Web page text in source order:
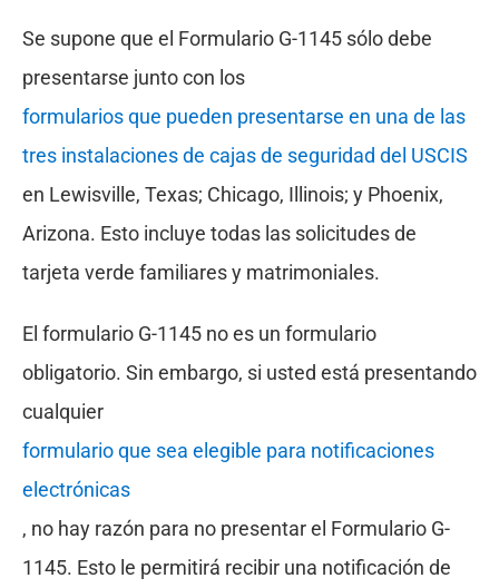
Se supone que el Formulario G-1145 sólo debe
presentarse junto con los
formularios que pueden presentarse en una de las
tres instalaciones de cajas de seguridad del USCIS
en Lewisville, Texas; Chicago, Illinois; y Phoenix,
Arizona. Esto incluye todas las solicitudes de
tarjeta verde familiares y matrimoniales.
El formulario G-1145 no es un formulario
obligatorio. Sin embargo, si usted está presentando
cualquier
formulario que sea elegible para notificaciones
electrónicas
, no hay razón para no presentar el Formulario G-
1145. Esto le permitirá recibir una notificación de